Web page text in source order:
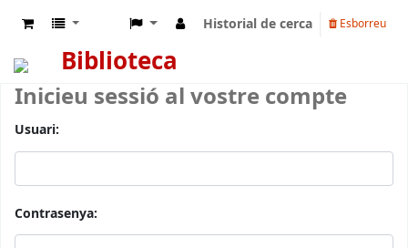
Historial de cerca Esborreu
Biblioteca
Inicieu sessió al vostre compte
Usuari:
Contrasenya: